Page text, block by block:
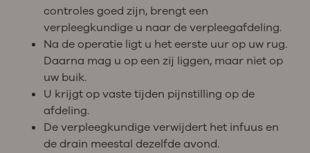
controles goed zijn, brengt een
verpleegkundige u naar de verpleegafdeling.
Na de operatie ligt u het eerste uur op uw rug.
Daarna mag u op een zij liggen, maar niet op
uw buik.
U krijgt op vaste tijden pijnstilling op de
afdeling.
De verpleegkundige verwijdert het infuus en
de drain meestal dezelfde avond.